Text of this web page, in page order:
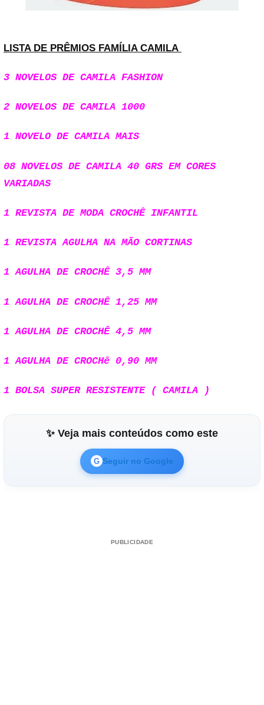
LISTA DE PRÊMIOS FAMÍLIA CAMILA
3 NOVELOS DE CAMILA FASHION
2 NOVELOS DE CAMILA 1000
1 NOVELO DE CAMILA MAIS
08 NOVELOS DE CAMILA 40 GRS EM CORES
VARIADAS
1 REVISTA DE MODA CROCHÊ INFANTIL
1 REVISTA AGULHA NA MÃO CORTINAS
1 AGULHA DE CROCHÊ 3,5 MM
1 AGULHA DE CROCHÊ 1,25 MM
1 AGULHA DE CROCHÊ 4,5 MM
1 AGULHA DE CROCHê 0,90 MM
1 BOLSA SUPER RESISTENTE ( CAMILA )
✨ Veja mais conteúdos como este
G Seguir no Google
PUBLICIDADE